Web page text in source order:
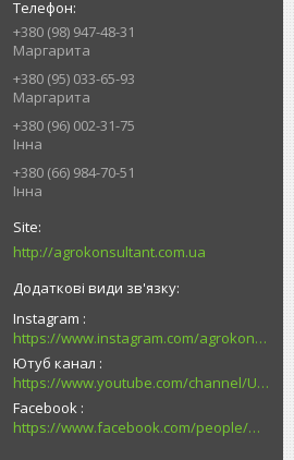
+380 (98) 947-48-31
Маргарита
+380 (95) 033-65-93
Маргарита
+380 (96) 002-31-75
Інна
+380 (66) 984-70-51
Інна
http://agrokonsultant.com.ua
Instagram
https://www.instagram.com/agrokonsultant.com.ua
Ютуб канал
https://www.youtube.com/channel/UCsMskbYs7K45z-_p_4_grmQ
Facebook
https://www.facebook.com/people/%D0%90%D0%B3%D1%80%D0%BE%D0%BA%D0%BE%D0%BD%D1%81%D1%83%D0%BB%D1%8C%D1%82%D0%B0%D0%BD%D1%82-%D0%9F%D0%B0%D0%B2%D0%BB%D0%BE%D0%B3%D1%80%D0%B0%D0%B4/100027726794989/